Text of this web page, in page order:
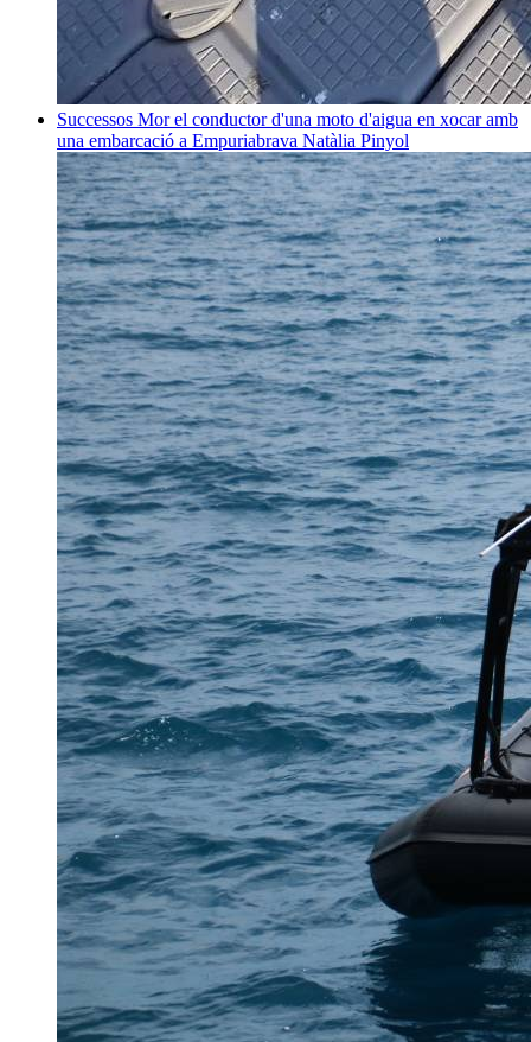
Successos Mor el conductor d'una moto d'aigua en xocar amb
una embarcació a Empuriabrava Natàlia Pinyol